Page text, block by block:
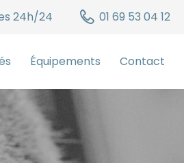
24h/24 01 69 53 04 12
Équipements Contact